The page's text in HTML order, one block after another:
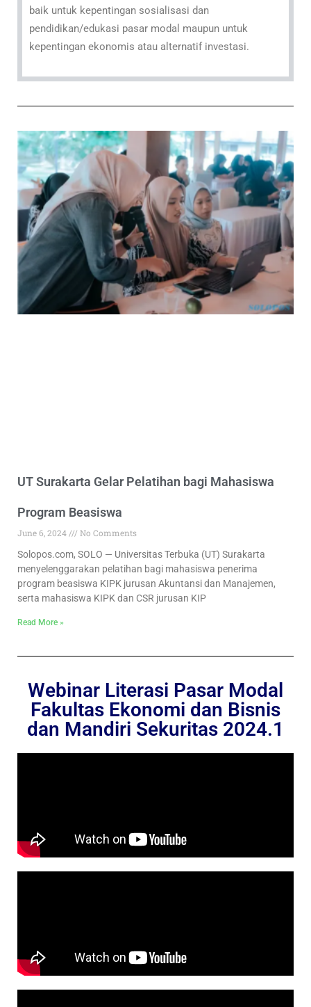
baik untuk kepentingan sosialisasi dan
pendidikan/edukasi pasar modal maupun untuk
kepentingan ekonomis atau alternatif investasi.
UT Surakarta Gelar Pelatihan bagi Mahasiswa
Program Beasiswa
June 6, 2024
No Comments
Solopos.com, SOLO — Universitas Terbuka (UT) Surakarta
menyelenggarakan pelatihan bagi mahasiswa penerima
program beasiswa KIPK jurusan Akuntansi dan Manajemen,
serta mahasiswa KIPK dan CSR jurusan KIP
Read More »
Webinar Literasi Pasar Modal
Fakultas Ekonomi dan Bisnis
dan Mandiri Sekuritas 2024.1